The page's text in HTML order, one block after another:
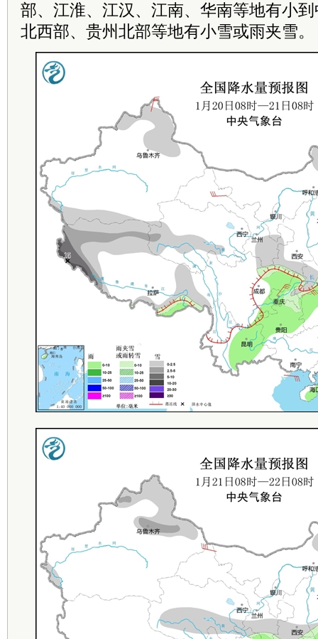
部、江淮、江汉、江南、华南等地有小
北西部、贵州北部等地有小雪或雨夹雪。